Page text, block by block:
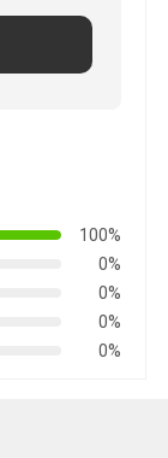
100%
0%
0%
0%
0%